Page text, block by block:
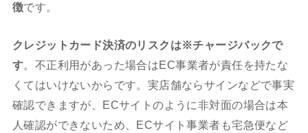
徴です。
クレジットカード決済のリスクは※チャージバックで
す。不正利用があった場合はEC事業者が責任を持たな
くてはいけないからです。実店舗ならサインなどで事実
確認できますが、ECサイトのように非対面の場合は本
人確認ができないため、ECサイト事業者も宅急便など